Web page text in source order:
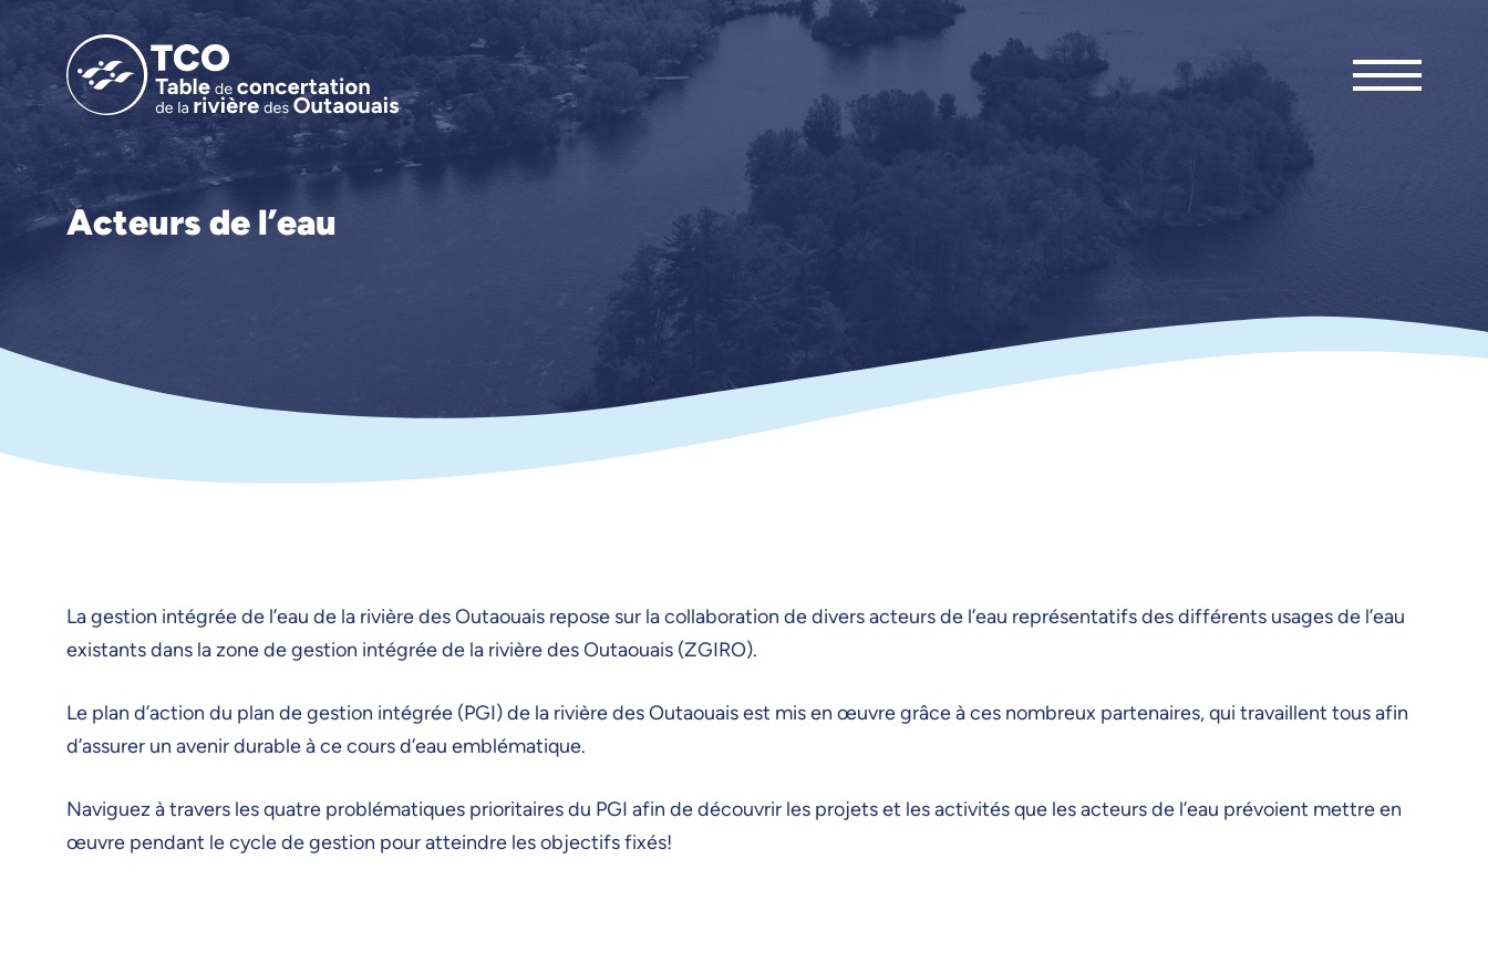
Acteurs de l’eau
La gestion intégrée de l’eau de la rivière des Outaouais repose sur la collaboration de divers acteurs de l’eau représentatifs des différents usages de l’eau
existants dans la zone de gestion intégrée de la rivière des Outaouais (ZGIRO).
Le plan d’action du plan de gestion intégrée (PGI) de la rivière des Outaouais est mis en œuvre grâce à ces nombreux partenaires, qui travaillent tous afin
d’assurer un avenir durable à ce cours d’eau emblématique.
Naviguez à travers les quatre problématiques prioritaires du PGI afin de découvrir les projets et les activités que les acteurs de l’eau prévoient mettre en
œuvre pendant le cycle de gestion pour atteindre les objectifs fixés!